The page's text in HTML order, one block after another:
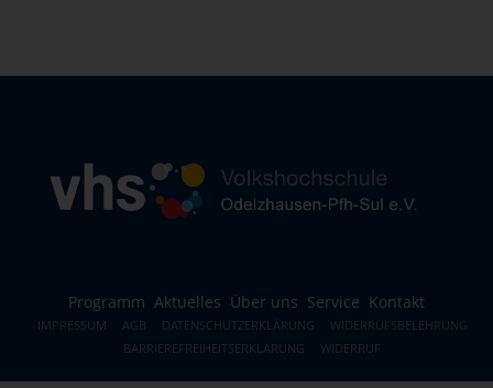
Programm Aktuelles Über uns Service Kontakt
IMPRESSUM AGB DATENSCHUTZERKLÄRUNG
WIDERRUFSBELEHRUNG
BARRIEREFREIHEITSERKLÄRUNG
WIDERRUF